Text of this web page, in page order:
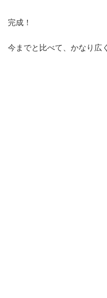
完成！
今までと比べて、かなり広